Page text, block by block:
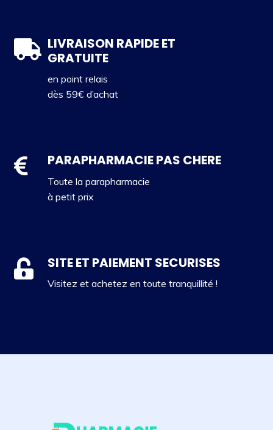
LIVRAISON RAPIDE ET
GRATUITE
en point relais
dès 59€ d’achat
PARAPHARMACIE PAS CHERE
Toute la parapharmacie
à petit prix
SITE ET PAIEMENT SECURISES
Visitez et achetez en toute tranquillité !